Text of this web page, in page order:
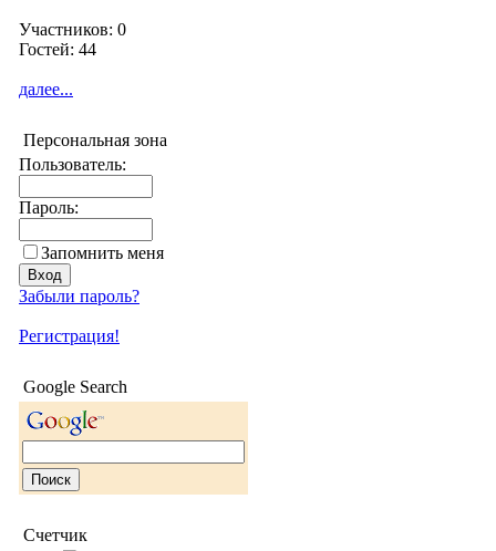
Участников: 0
Гостей: 44
далее...
Персональная зона
Пользователь:
Пароль:
Запомнить меня
Забыли пароль?
Регистрация!
Google Search
Счетчик